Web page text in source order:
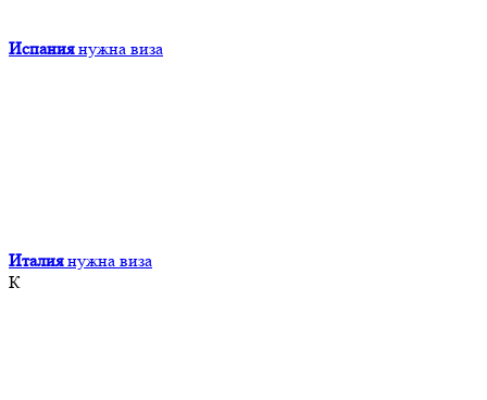
Испания нужна виза
Италия нужна виза
К